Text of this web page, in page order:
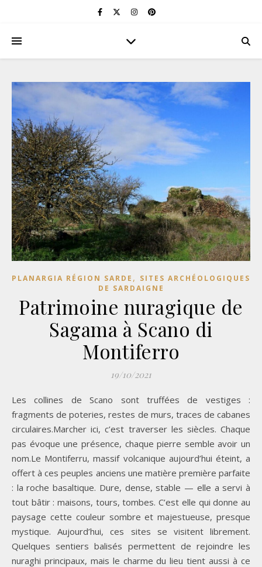
PLANARGIA RÉGION SARDE , SITES ARCHÉOLOGIQUES
DE SARDAIGNE
Patrimoine nuragique de
Sagama à Scano di
Montiferro
19/10/2021
Les collines de Scano sont truffées de vestiges :
fragments de poteries, restes de murs, traces de cabanes
circulaires.Marcher ici, c’est traverser les siècles. Chaque
pas évoque une présence, chaque pierre semble avoir un
nom.Le Montiferru, massif volcanique aujourd’hui éteint, a
offert à ces peuples anciens une matière première parfaite
: la roche basaltique. Dure, dense, stable — elle a servi à
tout bâtir : maisons, tours, tombes. C’est elle qui donne au
paysage cette couleur sombre et majestueuse, presque
mystique. Aujourd’hui, ces sites se visitent librement.
Quelques sentiers balisés permettent de rejoindre les
nuraghi principaux, mais le charme du lieu tient aussi à ce